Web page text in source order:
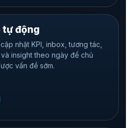
tự động
nhật KPI, inbox, tương tác,
insight theo ngày để chủ
vấn đề sớm.